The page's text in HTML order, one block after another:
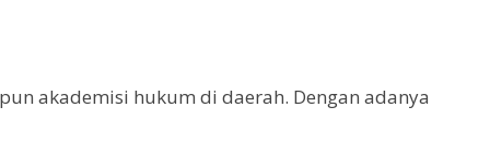
akademisi hukum di daerah. Dengan adanya